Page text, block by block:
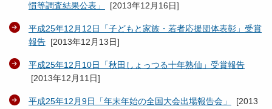
慣等調査結果公表」
[2013年12月16日]
平成25年12月12日「子どもと家族・若者応援団体表彰」受賞
報告 [2013年12月13日]
平成25年12月10日「秋田しょっつる十年熟仙」受賞報告
[2013年12月11日]
平成25年12月9日「年末年始の全国大会出場報告会」 [2013